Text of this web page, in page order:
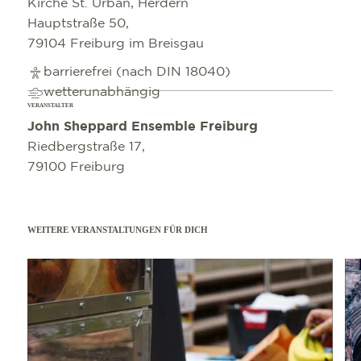
Kirche St. Urban, Herdern
Hauptstraße 50,
79104 Freiburg im Breisgau
barrierefrei (nach DIN 18040)
wetterunabhängig
VERANSTALTER
John Sheppard Ensemble Freiburg
Riedbergstraße 17,
79100 Freiburg
WEITERE VERANSTALTUNGEN FÜR DICH
mehr erfahren mehr